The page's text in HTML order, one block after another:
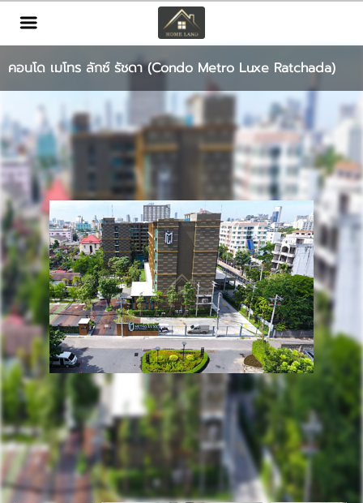
TH
เข้าสู่ระบบ สมัครสมาชิก
หน้าหลัก
ทรัพย์สิน
บริการ
ข่าวสาร
ติดต่อ
เพิ่มเติม
คอนโด เมโทร ลักซ์ รัชดา (Condo Metro Luxe Ratchada)